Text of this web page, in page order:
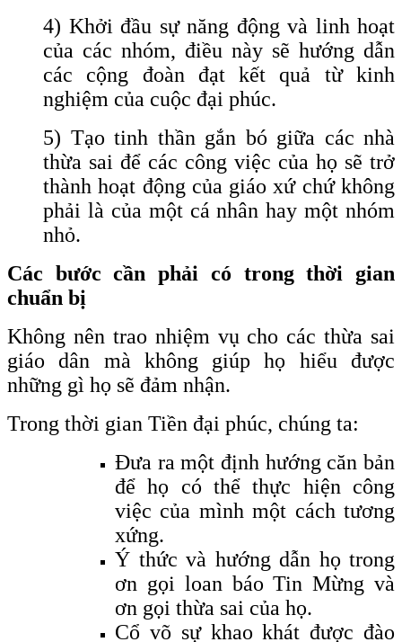
4) Khởi đầu sự năng động và linh hoạt
của các nhóm, điều này sẽ hướng dẫn
các cộng đoàn đạt kết quả từ kinh
nghiệm của cuộc đại phúc.
5) Tạo tinh thần gắn bó giữa các nhà
thừa sai để các công việc của họ sẽ trở
thành hoạt động của giáo xứ chứ không
phải là của một cá nhân hay một nhóm
nhỏ.
Các bước cần phải có trong thời gian
chuẩn bị
Không nên trao nhiệm vụ cho các thừa sai
giáo dân mà không giúp họ hiểu được
những gì họ sẽ đảm nhận.
Trong thời gian Tiền đại phúc, chúng ta:
Đưa ra một định hướng căn bản
để họ có thể thực hiện công
việc của mình một cách tương
xứng.
Ý thức và hướng dẫn họ trong
ơn gọi loan báo Tin Mừng và
ơn gọi thừa sai của họ.
Cổ võ sự khao khát được đào